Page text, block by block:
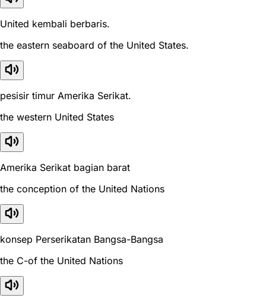
United kembali berbaris.
the eastern seaboard of the United States.
pesisir timur Amerika Serikat.
the western United States
Amerika Serikat bagian barat
the conception of the United Nations
konsep Perserikatan Bangsa-Bangsa
the C-of the United Nations